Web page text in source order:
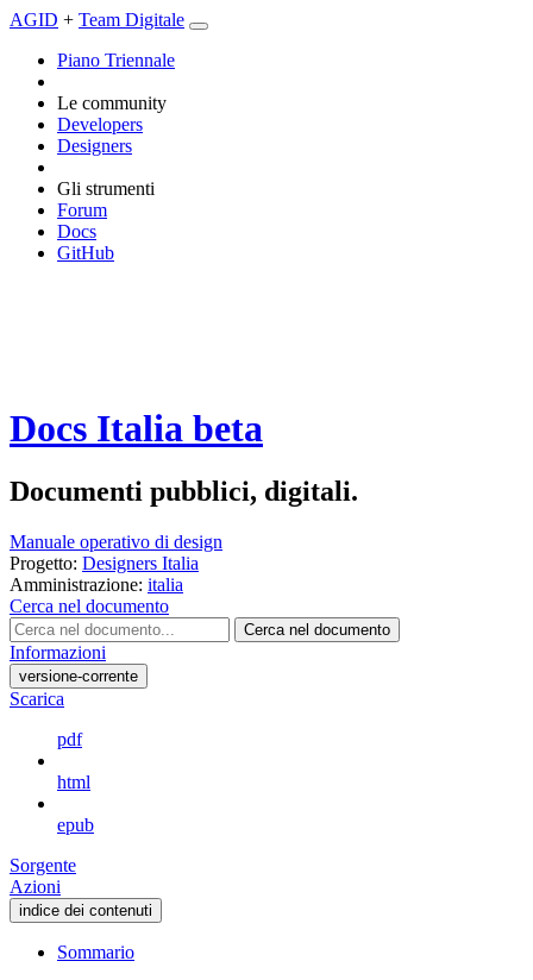
AGID + Team Digitale
Piano Triennale
Le community
Developers
Designers
Gli strumenti
Forum
Docs
GitHub
Docs Italia beta
Documenti pubblici, digitali.
Manuale operativo di design
Progetto: Designers Italia
Amministrazione: italia
Cerca nel documento
Cerca nel documento
Informazioni
versione-corrente
Scarica
pdf
html
epub
Sorgente
Azioni
indice dei contenuti
Sommario